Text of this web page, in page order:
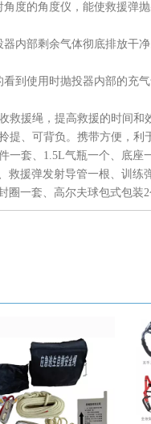
度的角度仪，能使救援弹
内部剩余气体彻底排放干
到使用时抛投器内部的充
救援绳，提高救援的时间和
提、可背负。携带方便，利
一套、1.5L气瓶一个、底
救援弹发射导管一根、训
圈一套、高尔夫球包式包装2